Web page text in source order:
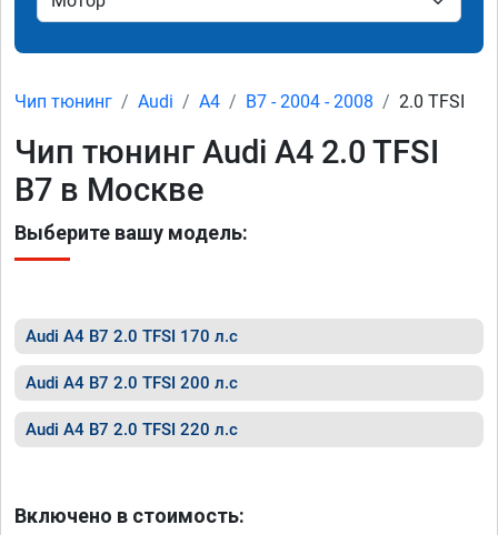
Чип тюнинг Audi A4 B7 - 2004 - 2008 2.0 TFSI
Чип тюнинг Audi A4 2.0 TFSI
B7 в Москве
Выберите вашу модель:
Audi A4 B7 2.0 TFSI 170 л.с
Audi A4 B7 2.0 TFSI 200 л.с
Audi A4 B7 2.0 TFSI 220 л.с
Включено в стоимость: